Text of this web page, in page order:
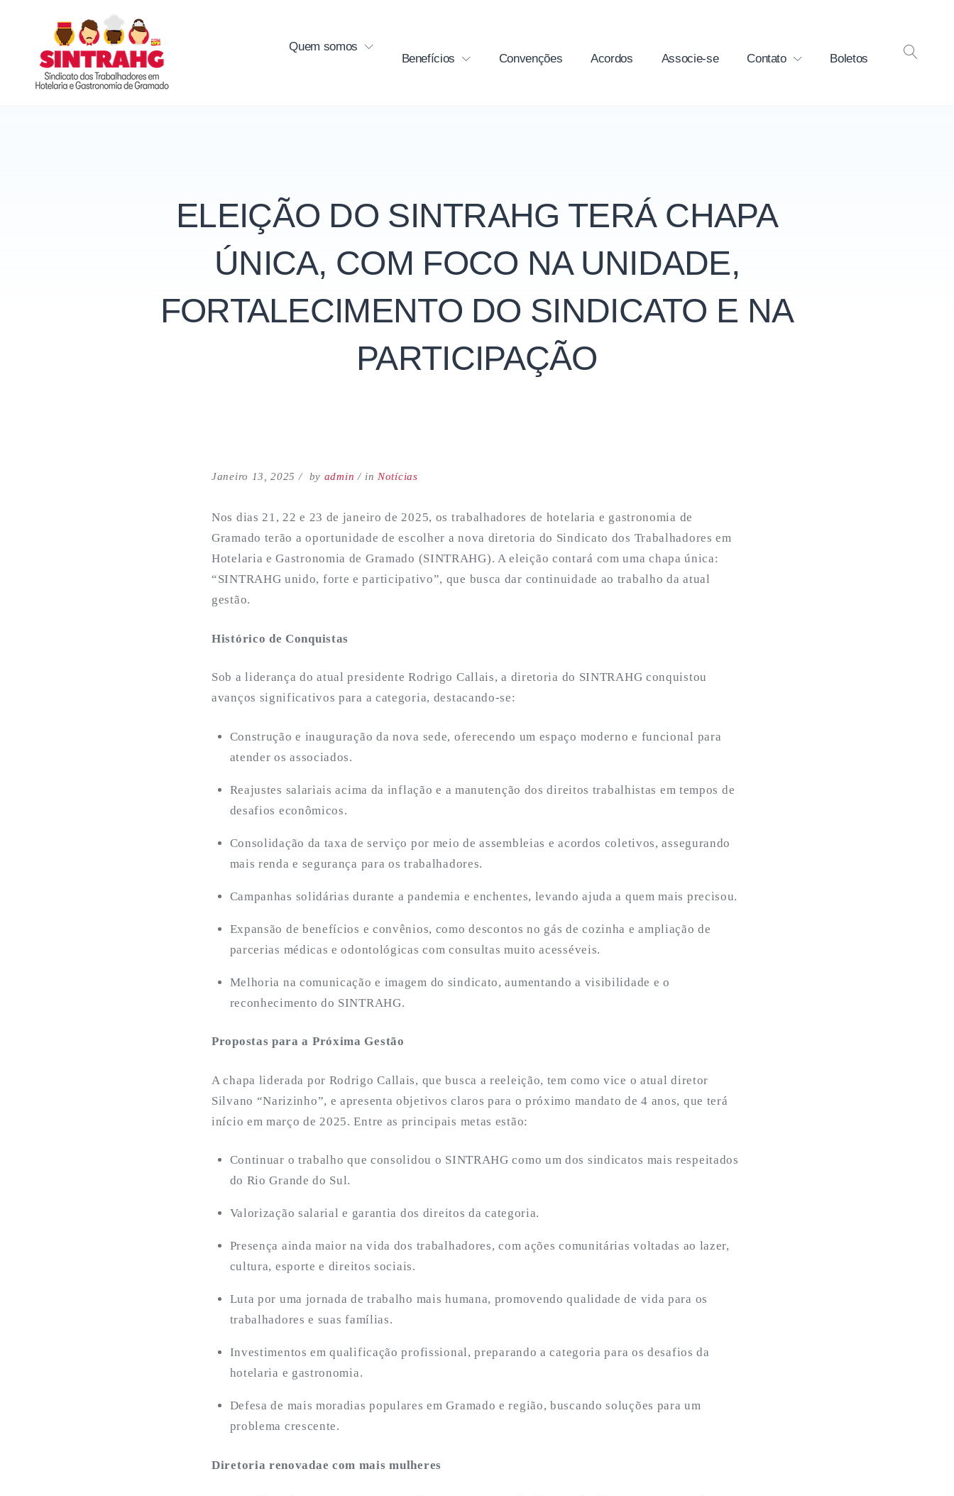
SINTRAHG
Quem somos
Benefícios
Convenções Acordos Associe-se Contato Boletos
ELEIÇÃO DO SINTRAHG TERÁ CHAPA
ÚNICA, COM FOCO NA UNIDADE,
FORTALECIMENTO DO SINDICATO E NA
PARTICIPAÇÃO
Janeiro 13, 2025 by admin in Notícias
Nos dias 21, 22 e 23 de janeiro de 2025, os trabalhadores de hotelaria e gastronomia de
Gramado terão a oportunidade de escolher a nova diretoria do Sindicato dos Trabalhadores em
Hotelaria e Gastronomia de Gramado (SINTRAHG). A eleição contará com uma chapa única:
“SINTRAHG unido, forte e participativo”, que busca dar continuidade ao trabalho da atual
gestão.
Histórico de Conquistas
Sob a liderança do atual presidente Rodrigo Callais, a diretoria do SINTRAHG conquistou
avanços significativos para a categoria, destacando-se:
Construção e inauguração da nova sede, oferecendo um espaço moderno e funcional para
atender os associados.
Reajustes salariais acima da inflação e a manutenção dos direitos trabalhistas em tempos de
desafios econômicos.
Consolidação da taxa de serviço por meio de assembleias e acordos coletivos, assegurando
mais renda e segurança para os trabalhadores.
Campanhas solidárias durante a pandemia e enchentes, levando ajuda a quem mais precisou.
Expansão de benefícios e convênios, como descontos no gás de cozinha e ampliação de
parcerias médicas e odontológicas com consultas muito acesséveis.
Melhoria na comunicação e imagem do sindicato, aumentando a visibilidade e o
reconhecimento do SINTRAHG.
Propostas para a Próxima Gestão
A chapa liderada por Rodrigo Callais, que busca a reeleição, tem como vice o atual diretor
Silvano “Narizinho”, e apresenta objetivos claros para o próximo mandato de 4 anos, que terá
início em março de 2025. Entre as principais metas estão:
Continuar o trabalho que consolidou o SINTRAHG como um dos sindicatos mais respeitados
do Rio Grande do Sul.
Valorização salarial e garantia dos direitos da categoria.
Presença ainda maior na vida dos trabalhadores, com ações comunitárias voltadas ao lazer,
cultura, esporte e direitos sociais.
Luta por uma jornada de trabalho mais humana, promovendo qualidade de vida para os
trabalhadores e suas famílias.
Investimentos em qualificação profissional, preparando a categoria para os desafios da
hotelaria e gastronomia.
Defesa de mais moradias populares em Gramado e região, buscando soluções para um
problema crescente.
Diretoria renovadae com mais mulheres